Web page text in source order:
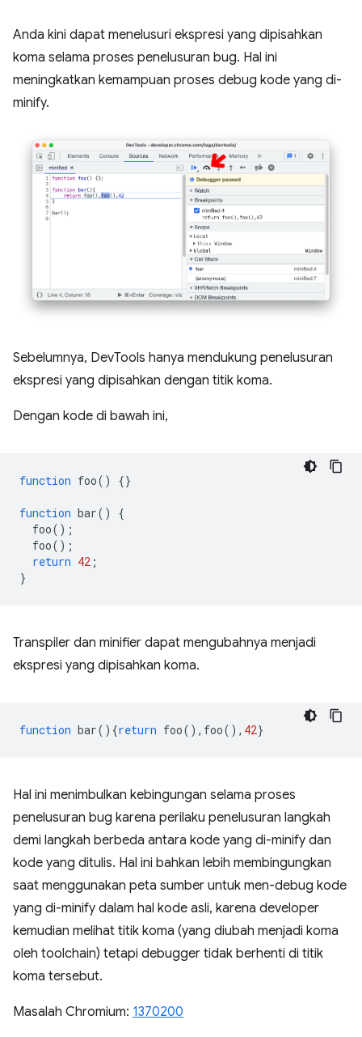
Anda kini dapat menelusuri ekspresi yang dipisahkan
koma selama proses penelusuran bug. Hal ini
meningkatkan kemampuan proses debug kode yang di-
minify.
Sebelumnya, DevTools hanya mendukung penelusuran
ekspresi yang dipisahkan dengan titik koma.
Dengan kode di bawah ini,
function foo() {}
function bar()
{
foo();
foo();
return 42 ;
}
Transpiler dan minifier dapat mengubahnya menjadi
ekspresi yang dipisahkan koma.
function bar(){return foo(), foo(), 42}
Hal ini menimbulkan kebingungan selama proses
penelusuran bug karena perilaku penelusuran langkah
demi langkah berbeda antara kode yang di-minify dan
kode yang ditulis. Hal ini bahkan lebih membingungkan
saat menggunakan peta sumber untuk men-debug kode
yang di-minify dalam hal kode asli, karena developer
kemudian melihat titik koma (yang diubah menjadi koma
oleh toolchain) tetapi debugger tidak berhenti di titik
koma tersebut.
Masalah Chromium: 1370200